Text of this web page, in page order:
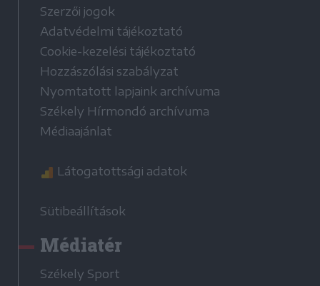
Szerzői jogok
Adatvédelmi tájékoztató
Cookie-kezelési tájékoztató
Hozzászólási szabályzat
Nyomtatott lapjaink archívuma
Székely Hírmondó archívuma
Médiaajánlat
Látogatottsági adatok
Sütibeállítások
Médiatér
Székely Sport